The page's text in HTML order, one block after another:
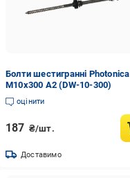
Болти шестигранні Photonica
М10х300 А2 (DW-10-300)
оцінити
187 ₴/шт.
Доставимо